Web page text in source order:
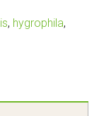
, hygrophila,